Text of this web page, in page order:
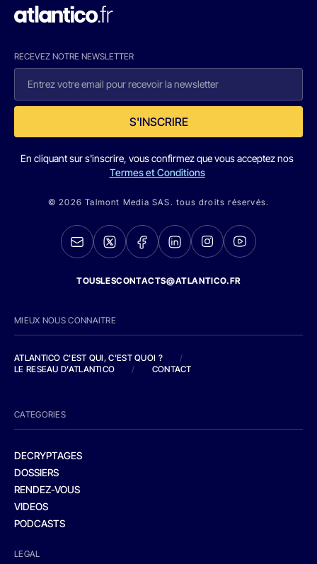
RECEVEZ NOTRE NEWSLETTER
S'INSCRIRE
En cliquant sur s'inscrire, vous confirmez que vous acceptez nos
Termes et Conditions
© 2026 Talmont Media SAS. tous droits réservés.
TOUSLESCONTACTS@ATLANTICO.FR
MIEUX NOUS CONNAITRE
ATLANTICO C'EST QUI, C'EST QUOI ?
/
LE RESEAU D'ATLANTICO
/ CONTACT
CATEGORIES
DECRYPTAGES
DOSSIERS
RENDEZ-VOUS
VIDEOS
PODCASTS
LEGAL